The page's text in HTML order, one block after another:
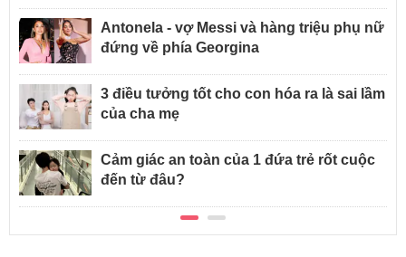
Antonela - vợ Messi và hàng triệu phụ nữ
đứng về phía Georgina
3 điều tưởng tốt cho con hóa ra là sai lầm
của cha mẹ
Cảm giác an toàn của 1 đứa trẻ rốt cuộc
đến từ đâu?